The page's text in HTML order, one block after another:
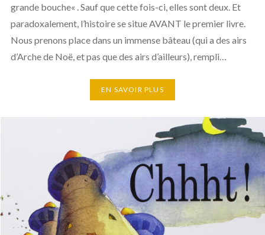
grande bouche« . Sauf que cette fois-ci, elles sont deux. Et
paradoxalement, l’histoire se situe AVANT le premier livre.
Nous prenons place dans un immense bâteau (qui a des airs
d’Arche de Noë, et pas que des airs d’ailleurs), rempli…
EN SAVOIR PLUS